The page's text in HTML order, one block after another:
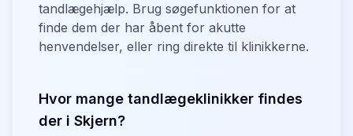
tandlægehjælp. Brug søgefunktionen for at
finde dem der har åbent for akutte
henvendelser, eller ring direkte til klinikkerne.
Hvor mange tandlægeklinikker findes
der i Skjern?